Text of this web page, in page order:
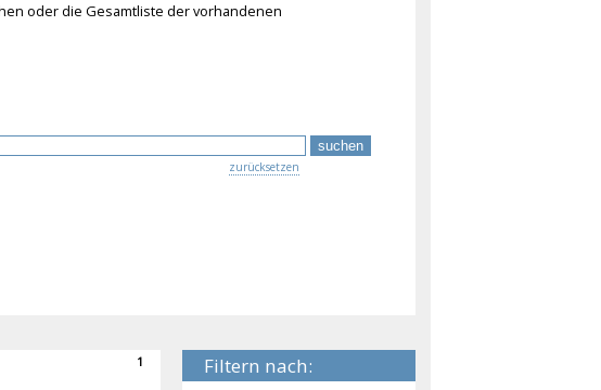
oder die Gesamtliste der vorhandenen
zurücksetzen
Filtern nach:
1